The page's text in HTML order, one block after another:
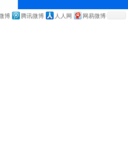
博 腾讯微博 人人网 网易微博